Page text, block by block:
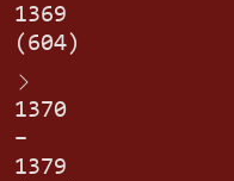
1369
(604)
1370
–
1379